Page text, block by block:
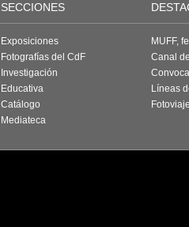
SECCIONES
Exposiciones
Fotografías del CdF
Investigación
Educativa
Catálogo
Mediateca
MUFF,
Canal
Líneas